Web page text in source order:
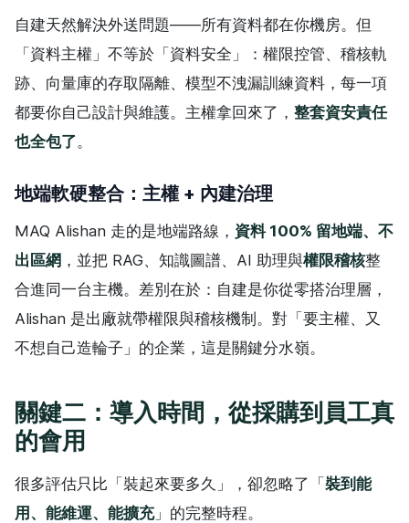
自建天然解決外送問題——所有資料都在你機房。但
「資料主權」不等於「資料安全」：權限控管、稽核軌
跡、向量庫的存取隔離、模型不洩漏訓練資料，每一項
都要你自己設計與維護。主權拿回來了， 整套資安責任
也全包了。
地端軟硬整合：主權 + 內建治理
MAQ Alishan 走的是地端路線， 資料 100% 留地端、不
出區網 ，並把 RAG、知識圖譜、AI 助理與權限稽核整
合進同一台主機。差別在於：自建是你從零搭治理層，
Alishan 是出廠就帶權限與稽核機制。對「要主權、又
不想自己造輪子」的企業，這是關鍵分水嶺。
關鍵二：導入時間，從採購到員工真
的會用
很多評估只比「裝起來要多久」，卻忽略了「裝到能
用、能維運、能擴充」的完整時程。